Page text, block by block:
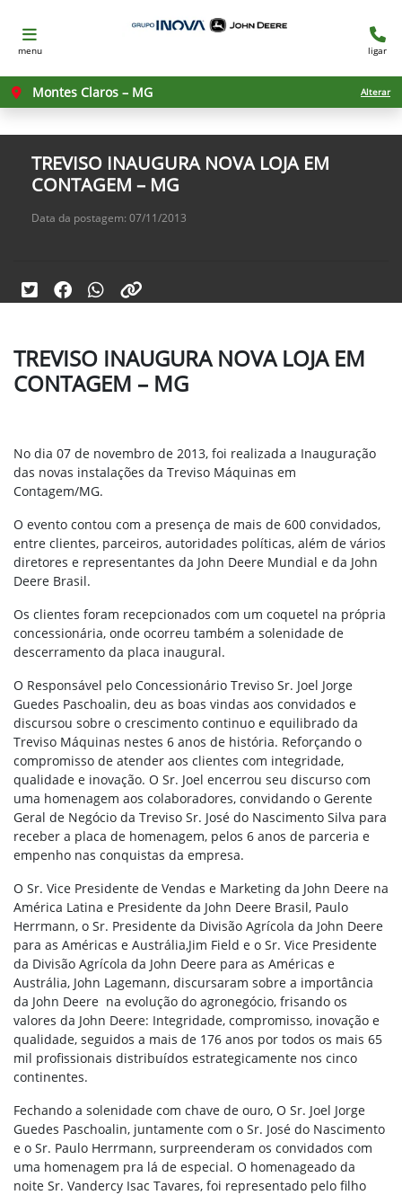
menu ligar
Montes Claros – MG Alterar
TREVISO INAUGURA NOVA LOJA EM
CONTAGEM – MG
Data da postagem: 07/11/2013
TREVISO INAUGURA NOVA LOJA EM
CONTAGEM – MG
No dia 07 de novembro de 2013, foi realizada a Inauguração
das novas instalações da Treviso Máquinas em
Contagem/MG.
O evento contou com a presença de mais de 600 convidados,
entre clientes, parceiros, autoridades políticas, além de vários
diretores e representantes da John Deere Mundial e da John
Deere Brasil.
Os clientes foram recepcionados com um coquetel na própria
concessionária, onde ocorreu também a solenidade de
descerramento da placa inaugural.
O Responsável pelo Concessionário Treviso Sr. Joel Jorge
Guedes Paschoalin, deu as boas vindas aos convidados e
discursou sobre o crescimento continuo e equilibrado da
Treviso Máquinas nestes 6 anos de história. Reforçando o
compromisso de atender aos clientes com integridade,
qualidade e inovação. O Sr. Joel encerrou seu discurso com
uma homenagem aos colaboradores, convidando o Gerente
Geral de Negócio da Treviso Sr. José do Nascimento Silva para
receber a placa de homenagem, pelos 6 anos de parceria e
empenho nas conquistas da empresa.
O Sr. Vice Presidente de Vendas e Marketing da John Deere na
América Latina e Presidente da John Deere Brasil, Paulo
Herrmann, o Sr. Presidente da Divisão Agrícola da John Deere
para as Américas e Austrália,Jim Field e o Sr. Vice Presidente
da Divisão Agrícola da John Deere para as Américas e
Austrália, John Lagemann, discursaram sobre a importância
da John Deere na evolução do agronegócio, frisando os
valores da John Deere: Integridade, compromisso, inovação e
qualidade, seguidos a mais de 176 anos por todos os mais 65
mil profissionais distribuídos estrategicamente nos cinco
continentes.
Fechando a solenidade com chave de ouro, O Sr. Joel Jorge
Guedes Paschoalin, juntamente com o Sr. José do Nascimento
e o Sr. Paulo Herrmann, surpreenderam os convidados com
uma homenagem pra lá de especial. O homenageado da
noite Sr. Vandercy Isac Tavares, foi representado pelo filho